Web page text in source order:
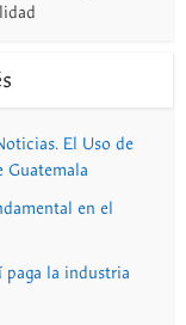
El Uso de
Guatemala
en el
paga la industria